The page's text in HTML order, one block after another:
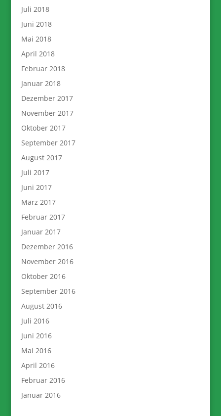
Juli 2018
Juni 2018
Mai 2018
April 2018
Februar 2018
Januar 2018
Dezember 2017
November 2017
Oktober 2017
September 2017
August 2017
Juli 2017
Juni 2017
März 2017
Februar 2017
Januar 2017
Dezember 2016
November 2016
Oktober 2016
September 2016
August 2016
Juli 2016
Juni 2016
Mai 2016
April 2016
Februar 2016
Januar 2016